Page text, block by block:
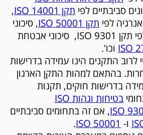
סביבתיים לפי תקן 14001 ISO
,
לפי תקן 50001 ISO, סיכוני
9301
ISO, סיכוני אבטחת
ISO וכו'.
לרוב התקנים הינו עמידה בדרישות
בהתאם למהות התקן הארגון
בדרישות חוקים, תקנות
בטיחות וגהות ISO
ISO, אם זה בתחומים סביבתיים
ו- 50001
ISO
.